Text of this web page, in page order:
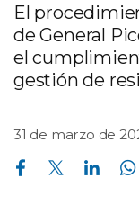
El
de General
el
gestión de
31 de marzo de
Compartir en Facebook Compartir en Twitter Compartir en Linkedin Compartir en Whatsapp